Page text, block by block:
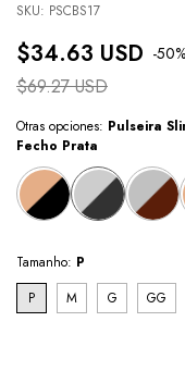
SKU: PSCBS17
$34.63 USD -50
$69.27 USD
Otras opciones: Pulseira
Fecho Prata
Tamanho: P
P
M G GG